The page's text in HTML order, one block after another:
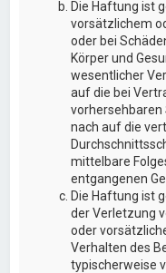
Die Haftung ist
vorsätzlichem
oder bei
Körper und
wesentlicher
auf die bei
vorhersehbaren
nach auf die
mittelbare
entgangenen
Die Haftung ist
der Verletzung
oder
Verhalten des
typischerweise